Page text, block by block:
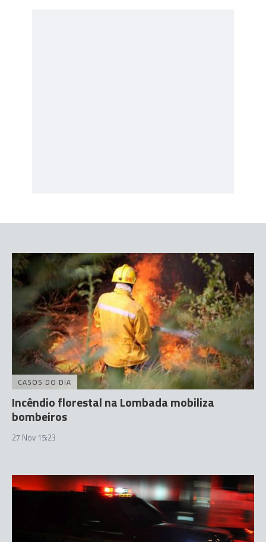
CASOS DO DIA
Incêndio florestal na Lombada mobiliza
bombeiros
27 Nov 15:23